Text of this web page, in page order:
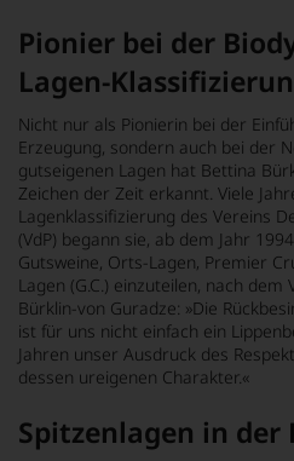
Pionier bei der
Lagen-
Nicht nur als Pionierin bei der
Erzeugung, sondern auch bei der
gutseigenen Lagen hat Bettina
Zeichen der Zeit erkannt. Viele
Lagenklassifizierung des Vereins
(VdP) begann sie, ab dem Jahr
Gutsweine, Orts-Lagen‚ Premier
Lagen (G.C.) einzuteilen, nach
Bürklin-von Guradze: »Die
ist für uns nicht einfach ein
Jahren unser Ausdruck des
dessen ureigenen Charakter.«
Spitzenlagen in der